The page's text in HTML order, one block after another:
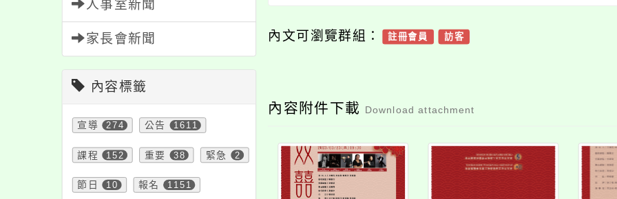
人事室新聞
家長會新聞
內容標籤
宣導 274 公告 1611
課程 152 重要 38 緊急 2
節日 10 報名 1151
內文可瀏覽群組： 註冊會員 訪客
內容附件下載 Download attachment